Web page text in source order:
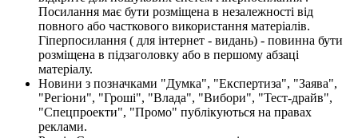
Посилання має бути розміщена в незалежності від
повного або часткового використання матеріалів.
Гіперпосилання ( для інтернет - видань) - повинна бути
розміщена в підзаголовку або в першому абзаці
матеріалу.
Новини з позначками "Думка", "Експертиза", "Заява",
"Регіони", "Гроші", "Влада", "Вибори", "Тест-драйв",
"Спецпроекти", "Промо" публікуються на правах
реклами.